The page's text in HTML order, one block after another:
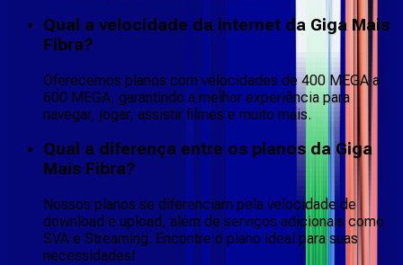
Qual a velocidade da internet da Giga Mais
Fibra?
Oferecemos planos com velocidades de 400 MEGA a
600 MEGA, garantindo a melhor experiência para
navegar, jogar, assistir filmes e muito mais.
Qual a diferença entre os planos da Giga
Mais Fibra?
Nossos planos se diferenciam pela velocidade de
download e upload, além de serviços adicionais como
SVA e Streaming. Encontre o plano ideal para suas
necessidades!